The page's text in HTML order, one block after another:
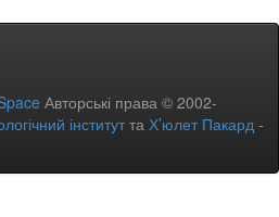
Авторські права © 2002-
інститутта Х’юлет Пакард -